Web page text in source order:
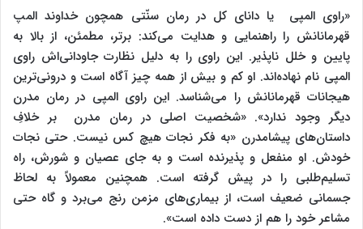
«راوی المپی یا دانای کل در رمان سنّتی همچون خداوند المپ
قهرمانانش را راهنمایی و هدایت می‌کند: برتر، مطمئن، از بالا به
پایین و خلل ناپذیر. این راوی را به دلیل نظارت جاودانی‌اش راوی
المپی نام نهاده‌اند. او کم و بیش از همه چیز آگاه است و درونی‌ترین
هیجانات قهرمانانش را می‌شناسد. این راوی المپی در رمان مدرن
دیگر وجود ندارد». «شخصیت اصلی در رمان مدرن بر خلافِ
داستان‌های پیشامدرن «به فکر نجات هیچ کس نیست. حتی نجات
خودش. او منفعل و پذیرنده است و به جای عصیان و شورش، راه
تسلیم‌طلبی را در پیش گرفته است. همچنین معمولاً به لحاظ
جسمانی ضعیف است، از بیماری‌های مزمن رنج می‌برد و گاه حتی
مشاعر خود را هم از دست داده است».